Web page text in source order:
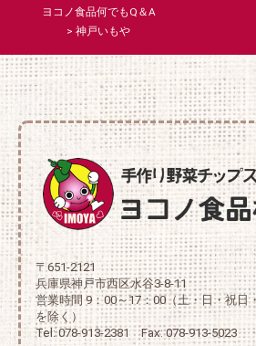
ヨコノ食品何でもQ＆A
> 神戸いもや
〒651-2121
兵庫県神戸市西区水谷3-8-11
営業時間 9：00～17：00（土・日・祝日
を除く）
Tel: 078-913-2381 Fax: 078-913-5023